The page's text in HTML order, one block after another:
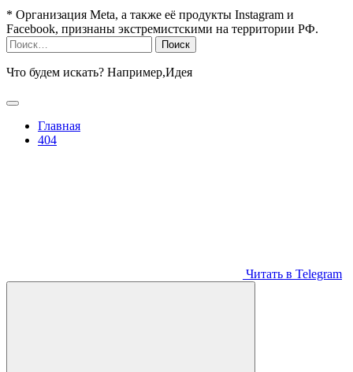
* Организация Meta, а также её продукты Instagram и
Facebook, признаны экстремистскими на территории РФ.
Найти:
Что будем искать? Например,Идея
Главная
404
Читать в Telegram